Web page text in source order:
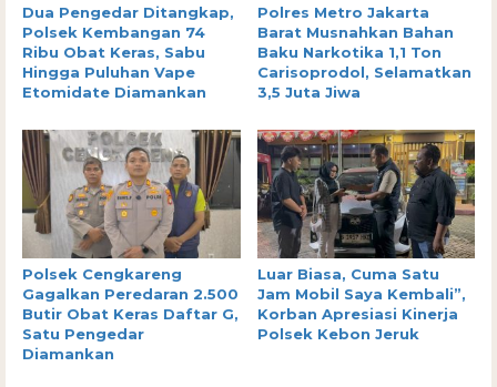
Dua Pengedar Ditangkap,
Polsek Kembangan 74
Ribu Obat Keras, Sabu
Hingga Puluhan Vape
Etomidate Diamankan
Polres Metro Jakarta
Barat Musnahkan Bahan
Baku Narkotika 1,1 Ton
Carisoprodol, Selamatkan
3,5 Juta Jiwa
Polsek Cengkareng
Gagalkan Peredaran 2.500
Butir Obat Keras Daftar G,
Satu Pengedar
Diamankan
Luar Biasa, Cuma Satu
Jam Mobil Saya Kembali”,
Korban Apresiasi Kinerja
Polsek Kebon Jeruk